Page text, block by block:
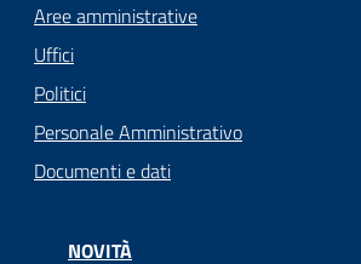
s
g
o
Aree amministrative
Uffici
Politici
Personale Amministrativo
Documenti e dati
NOVITÀ